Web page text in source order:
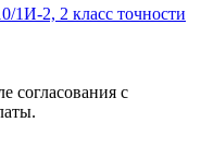
2, 2 класс точности
согласования с